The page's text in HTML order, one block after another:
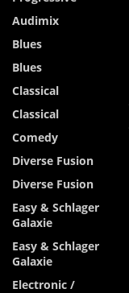
Audimix
Blues
Blues
Classical
Classical
Comedy
Diverse Fusion
Diverse Fusion
Easy & Schlager
Galaxie
Easy & Schlager
Galaxie
Electronic /